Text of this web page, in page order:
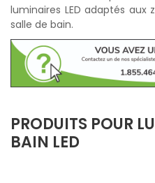
luminaires LED adaptés
salle de bain.
PRODUITS POUR
BAIN LED